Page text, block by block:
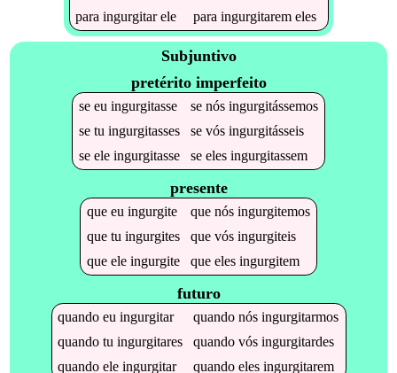
paraingurgitarele paraingurgitarem eles
Subjuntivo
pretérito imperfeito
se eu ingurgitasse se nós ingurgitássemos
se tu ingurgitasses se vós ingurgitásseis
se ele ingurgitasse se eles ingurgitassem
presente
que eu ingurgite que nós ingurgitemos
que tu ingurgites que vós ingurgiteis
que ele ingurgite que eles ingurgitem
futuro
quandoeuingurgitar quandonósingurgitarmos
quandotuingurgitares quandovósingurgitardes
quandoeleingurgitar quandoelesingurgitarem